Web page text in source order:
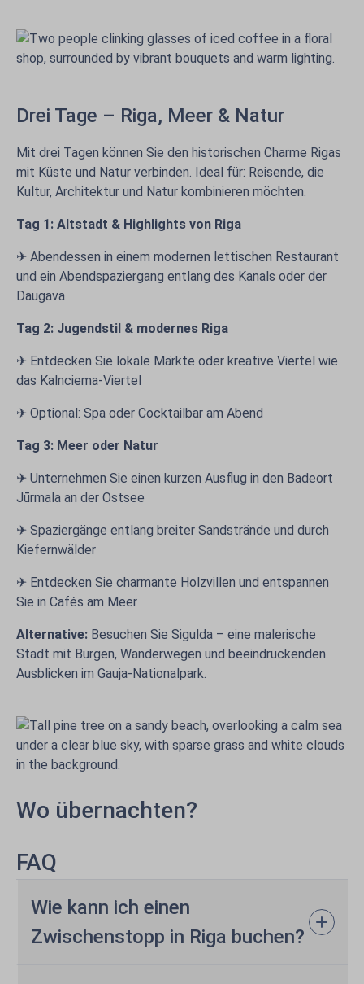
Drei Tage – Riga, Meer & Natur
Mit drei Tagen können Sie den historischen Charme Rigas
mit Küste und Natur verbinden. Ideal für: Reisende, die
Kultur, Architektur und Natur kombinieren möchten.
Tag 1: Altstadt & Highlights von Riga
✈ Abendessen in einem modernen lettischen Restaurant
und ein Abendspaziergang entlang des Kanals oder der
Daugava
Tag 2: Jugendstil & modernes Riga
✈ Entdecken Sie lokale Märkte oder kreative Viertel wie
das Kalnciema-Viertel
✈ Optional: Spa oder Cocktailbar am Abend
Tag 3: Meer oder Natur
✈ Unternehmen Sie einen kurzen Ausflug in den Badeort
Jūrmala an der Ostsee
✈ Spaziergänge entlang breiter Sandstrände und durch
Kiefernwälder
✈ Entdecken Sie charmante Holzvillen und entspannen
Sie in Cafés am Meer
Alternative: Besuchen Sie Sigulda – eine malerische
Stadt mit Burgen, Wanderwegen und beeindruckenden
Ausblicken im Gauja-Nationalpark.
Wo übernachten?
FAQ
Wie kann ich einen
Zwischenstopp in Riga buchen?